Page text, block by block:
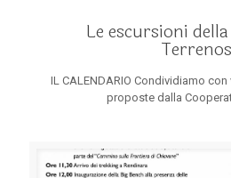
Le escursioni
IL CALENDARIO Condividiamo
proposte dalla